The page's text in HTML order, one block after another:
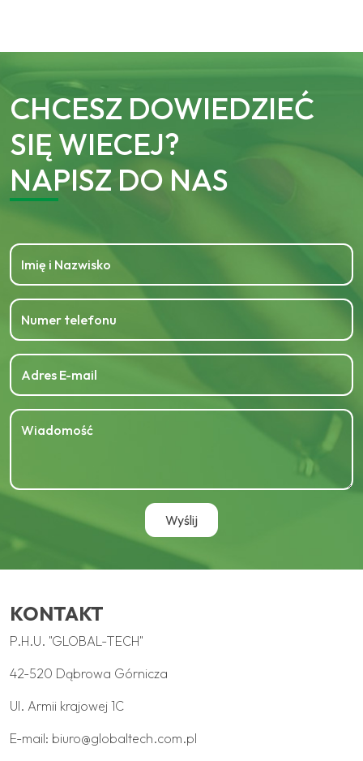
CHCESZ DOWIEDZIEĆ
SIĘ WIECEJ?
NAPISZ DO NAS
KONTAKT
P.H.U. "GLOBAL-TECH"
42-520 Dąbrowa Górnicza
Ul. Armii krajowej 1C
E-mail: biuro@globaltech.com.pl